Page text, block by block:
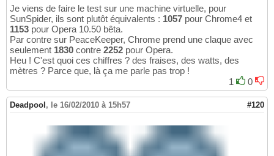
Je viens de faire le test sur une machine virtuelle, pour
SunSpider, ils sont plutôt équivalents : 1057 pour Chrome4 et
1153 pour Opera 10.50 bêta.
Par contre sur PeaceKeeper, Chrome prend une claque avec
seulement 1830 contre 2252 pour Opera.
Heu ! C'est quoi ces chiffres ? des fraises, des watts, des
mètres ? Parce que, là ça me parle pas trop !
1
0
Deadpool , le 16/02/2010 à 15h57 #120